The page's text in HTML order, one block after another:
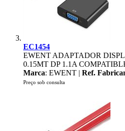
EC1454
EWENT ADAPTADOR
0.15MT DP 1.1A
Marca: EWENT | Ref.
Preço sob consulta